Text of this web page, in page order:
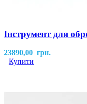
Інструмент для
23890,00 грн.
Купити